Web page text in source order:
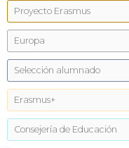
Proyecto Erasmus
Europa
Selección alumnado
Erasmus+
Consejería de Educación